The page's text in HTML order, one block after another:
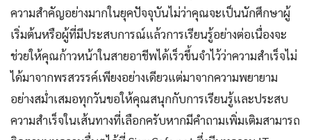
ความสำคัญอย่างมากในยุคปัจจุบันไม่ว่าคุณจะเป็นนักศึกษาผู้
เริ่มต้นหรือผู้ที่มีประสบการณ์แล้วการเรียนรู้อย่างต่อเนื่องจะ
ช่วยให้คุณก้าวหน้าในสายอาชีพได้เร็วขึ้นจำไว้ว่าความสำเร็จไม่
ได้มาจากพรสวรรค์เพียงอย่างเดียวแต่มาจากความพยายาม
อย่างสม่ำเสมอทุกวันขอให้คุณสนุกกับการเรียนรู้และประสบ
ความสำเร็จในเส้นทางที่เลือกครับหากมีคำถามเพิ่มเติมสามารถ